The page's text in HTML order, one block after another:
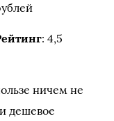
: 4,5
ничем не
дешевое